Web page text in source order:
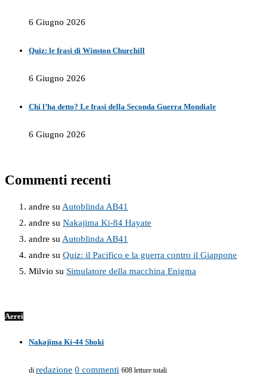
6 Giugno 2026
Quiz: le frasi di Winston Churchill
6 Giugno 2026
Chi l’ha detto? Le frasi della Seconda Guerra Mondiale
6 Giugno 2026
Commenti recenti
andre su Autoblinda AB41
andre su Nakajima Ki-84 Hayate
andre su Autoblinda AB41
andre su Quiz: il Pacifico e la guerra contro il Giappone
Milvio su Simulatore della macchina Enigma
Aerei
Nakajima Ki-44 Shoki
di redazione 0 commenti 608 letture totali